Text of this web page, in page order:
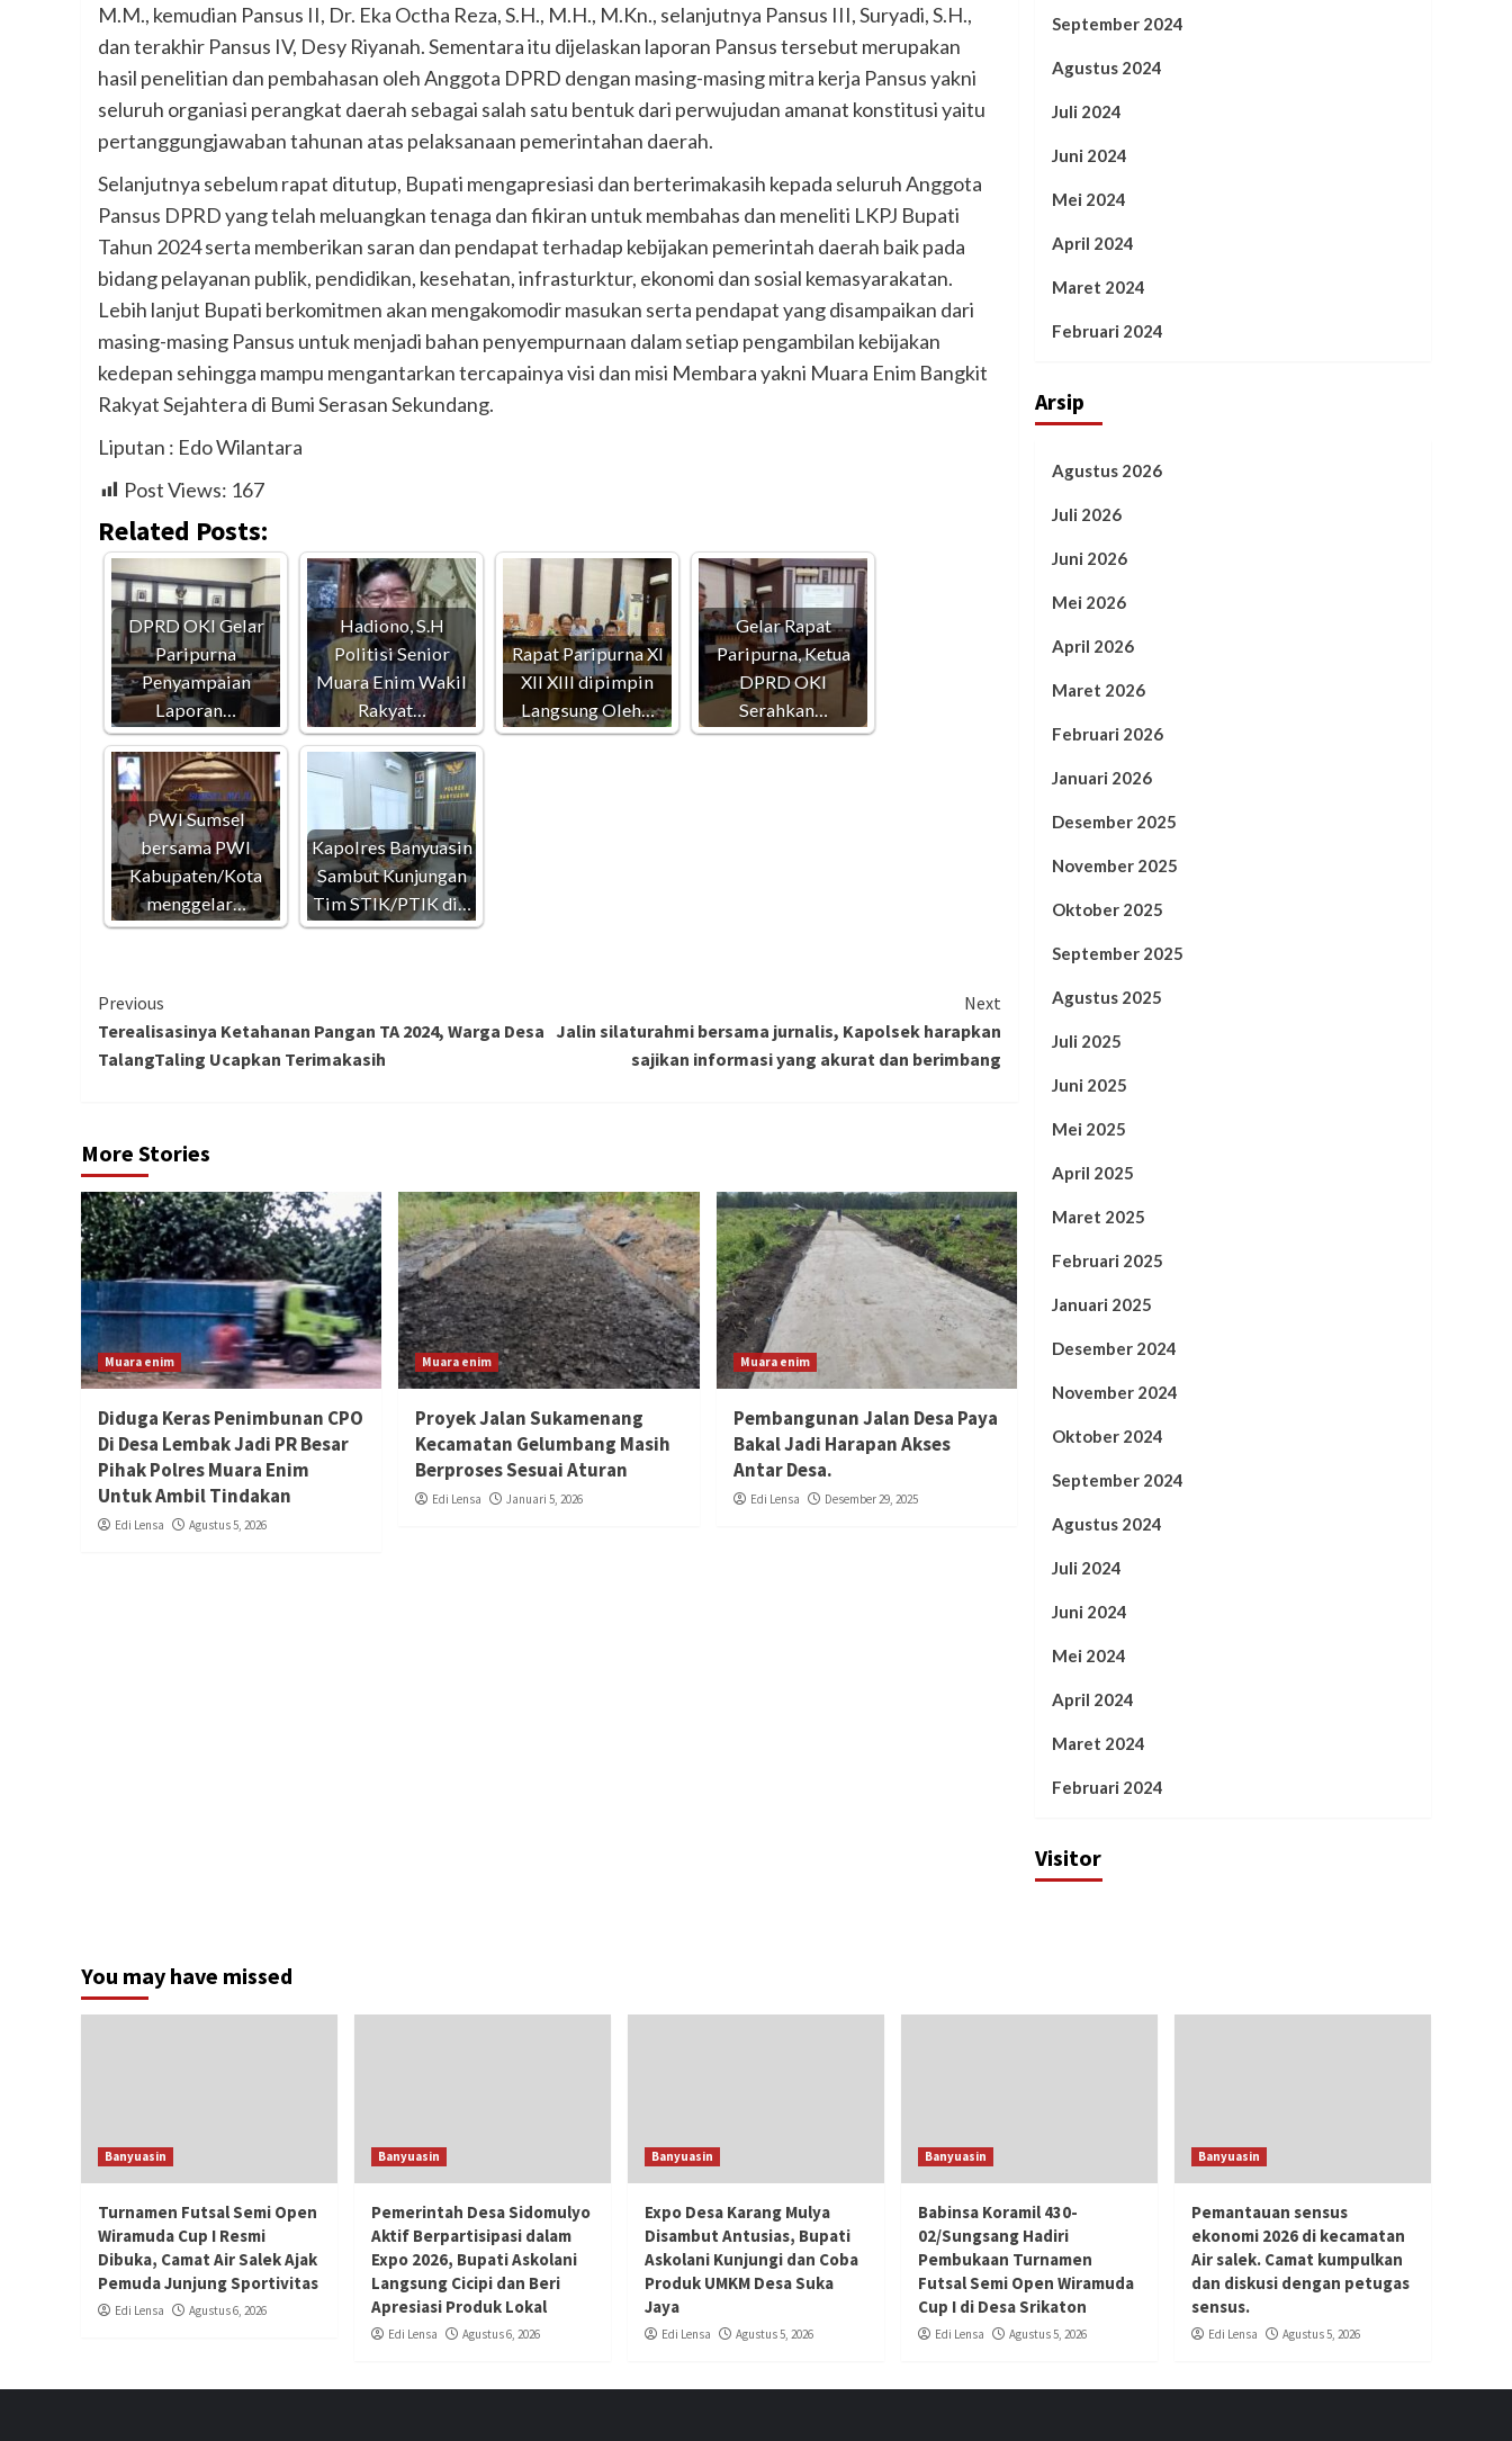
M.M., kemudian Pansus II, Dr. Eka Octha Reza, S.H., M.H., M.Kn., selanjutnya Pansus III, Suryadi, S.H.,
dan terakhir Pansus IV, Desy Riyanah. Sementara itu dijelaskan laporan Pansus tersebut merupakan
hasil penelitian dan pembahasan oleh Anggota DPRD dengan masing-masing mitra kerja Pansus yakni
seluruh organiasi perangkat daerah sebagai salah satu bentuk dari perwujudan amanat konstitusi yaitu
pertanggungjawaban tahunan atas pelaksanaan pemerintahan daerah.
Selanjutnya sebelum rapat ditutup, Bupati mengapresiasi dan berterimakasih kepada seluruh Anggota
Pansus DPRD yang telah meluangkan tenaga dan fikiran untuk membahas dan meneliti LKPJ Bupati
Tahun 2024 serta memberikan saran dan pendapat terhadap kebijakan pemerintah daerah baik pada
bidang pelayanan publik, pendidikan, kesehatan, infrasturktur, ekonomi dan sosial kemasyarakatan.
Lebih lanjut Bupati berkomitmen akan mengakomodir masukan serta pendapat yang disampaikan dari
masing-masing Pansus untuk menjadi bahan penyempurnaan dalam setiap pengambilan kebijakan
kedepan sehingga mampu mengantarkan tercapainya visi dan misi Membara yakni Muara Enim Bangkit
Rakyat Sejahtera di Bumi Serasan Sekundang.
Liputan : Edo Wilantara
Post Views: 167
Related Posts:
DPRD OKI Gelar
Paripurna
Penyampaian
Laporan…
Hadiono, S.H
Politisi Senior
Muara Enim Wakil
Rakyat…
Rapat Paripurna XI
XII XIII dipimpin
Langsung Oleh…
Gelar Rapat
Paripurna, Ketua
DPRD OKI
Serahkan…
PWI Sumsel
bersama PWI
Kabupaten/Kota
menggelar…
Kapolres Banyuasin
Sambut Kunjungan
Tim STIK/PTIK di…
Continue
Reading
Previous
Terealisasinya Ketahanan Pangan TA 2024, Warga Desa
TalangTaling Ucapkan Terimakasih
Next
Jalin silaturahmi bersama jurnalis, Kapolsek harapkan
sajikan informasi yang akurat dan berimbang
More Stories
Muara enim
Diduga Keras Penimbunan CPO
Di Desa Lembak Jadi PR Besar
Pihak Polres Muara Enim
Untuk Ambil Tindakan
Edi Lensa Agustus 5, 2026
Muara enim
‎Proyek Jalan Sukamenang
Kecamatan Gelumbang Masih
Berproses Sesuai Aturan
Edi Lensa Januari 5, 2026
Muara enim
Pembangunan Jalan Desa Paya
Bakal Jadi Harapan Akses
Antar Desa.
Edi Lensa Desember 29, 2025
September 2024
Agustus 2024
Juli 2024
Juni 2024
Mei 2024
April 2024
Maret 2024
Februari 2024
Arsip
Agustus 2026
Juli 2026
Juni 2026
Mei 2026
April 2026
Maret 2026
Februari 2026
Januari 2026
Desember 2025
November 2025
Oktober 2025
September 2025
Agustus 2025
Juli 2025
Juni 2025
Mei 2025
April 2025
Maret 2025
Februari 2025
Januari 2025
Desember 2024
November 2024
Oktober 2024
September 2024
Agustus 2024
Juli 2024
Juni 2024
Mei 2024
April 2024
Maret 2024
Februari 2024
Visitor
You may have missed
Banyuasin
Turnamen Futsal Semi Open
Wiramuda Cup I Resmi
Dibuka, Camat Air Salek Ajak
Pemuda Junjung Sportivitas
Edi Lensa Agustus 6, 2026
Banyuasin
Pemerintah Desa Sidomulyo
Aktif Berpartisipasi dalam
Expo 2026, Bupati Askolani
Langsung Cicipi dan Beri
Apresiasi Produk Lokal
Edi Lensa Agustus 6, 2026
Banyuasin
Expo Desa Karang Mulya
Disambut Antusias, Bupati
Askolani Kunjungi dan Coba
Produk UMKM Desa Suka
Jaya
Edi Lensa Agustus 5, 2026
Banyuasin
Babinsa Koramil 430-
02/Sungsang Hadiri
Pembukaan Turnamen
Futsal Semi Open Wiramuda
Cup I di Desa Srikaton
Edi Lensa Agustus 5, 2026
Banyuasin
Pemantauan sensus
ekonomi 2026 di kecamatan
Air salek. Camat kumpulkan
dan diskusi dengan petugas
sensus.
Edi Lensa Agustus 5, 2026